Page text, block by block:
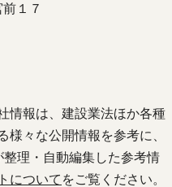
１７
情報は、建設業法ほか各種
様々な公開情報を参考に、
整理・自動編集した参考情
について をご覧ください。